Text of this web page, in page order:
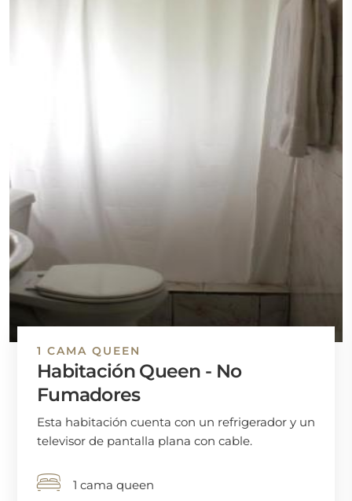
1 CAMA QUEEN
Habitación Queen - No
Fumadores
Esta habitación cuenta con un refrigerador y un
televisor de pantalla plana con cable.
1 cama queen